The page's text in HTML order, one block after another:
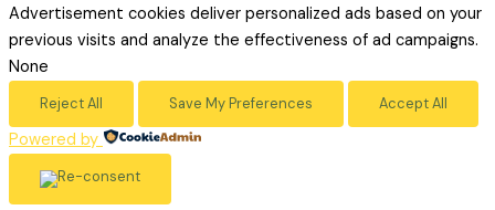
Advertisement cookies deliver personalized ads based on your
previous visits and analyze the effectiveness of ad campaigns.
None
Reject All Save My Preferences Accept All
Powered by